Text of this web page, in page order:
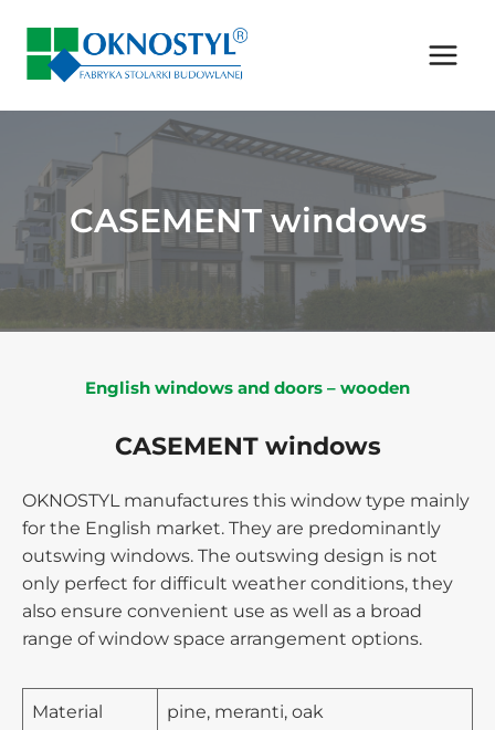
content
CASEMENT windows
English windows and doors – wooden
CASEMENT windows
OKNOSTYL manufactures this window type mainly
for the English market. They are predominantly
outswing windows. The outswing design is not
only perfect for difficult weather conditions, they
also ensure convenient use as well as a broad
range of window space arrangement options.
Material pine, meranti, oak